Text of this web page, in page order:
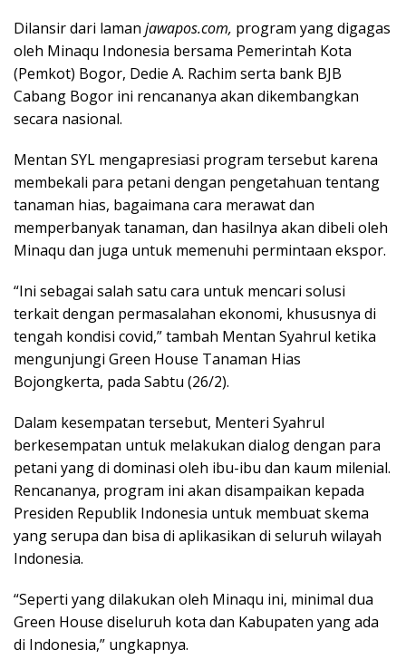
Dilansir dari laman jawapos.com, program yang digagas
oleh Minaqu Indonesia bersama Pemerintah Kota
(Pemkot) Bogor, Dedie A. Rachim serta bank BJB
Cabang Bogor ini rencananya akan dikembangkan
secara nasional.
Mentan SYL mengapresiasi program tersebut karena
membekali para petani dengan pengetahuan tentang
tanaman hias, bagaimana cara merawat dan
memperbanyak tanaman, dan hasilnya akan dibeli oleh
Minaqu dan juga untuk memenuhi permintaan ekspor.
“Ini sebagai salah satu cara untuk mencari solusi
terkait dengan permasalahan ekonomi, khususnya di
tengah kondisi covid,” tambah Mentan Syahrul ketika
mengunjungi Green House Tanaman Hias
Bojongkerta, pada Sabtu (26/2).
Dalam kesempatan tersebut, Menteri Syahrul
berkesempatan untuk melakukan dialog dengan para
petani yang di dominasi oleh ibu-ibu dan kaum milenial.
Rencananya, program ini akan disampaikan kepada
Presiden Republik Indonesia untuk membuat skema
yang serupa dan bisa di aplikasikan di seluruh wilayah
Indonesia.
“Seperti yang dilakukan oleh Minaqu ini, minimal dua
Green House diseluruh kota dan Kabupaten yang ada
di Indonesia,” ungkapnya.